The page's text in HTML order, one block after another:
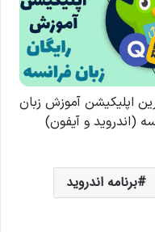
برنامه اندروید